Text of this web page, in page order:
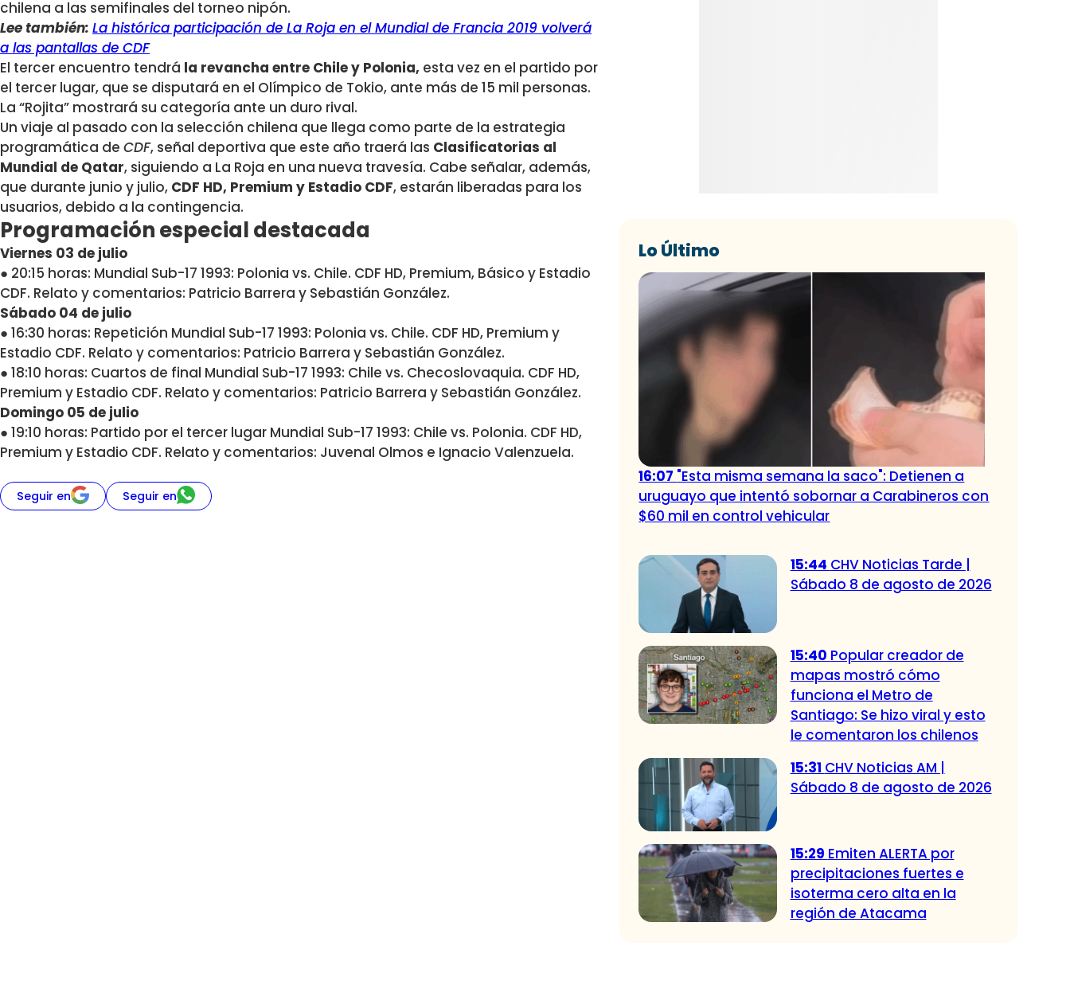
chilena a las semifinales del torneo nipón.
Lee también: La histórica participación de La Roja en el Mundial de Francia 2019 volverá
a las pantallas de CDF
El tercer encuentro tendrá la revancha entre Chile y Polonia, esta vez en el partido por
el tercer lugar, que se disputará en el Olímpico de Tokio, ante más de 15 mil personas.
La “Rojita” mostrará su categoría ante un duro rival.
Un viaje al pasado con la selección chilena que llega como parte de la estrategia
programática de CDF, señal deportiva que este año traerá las Clasificatorias al
Mundial de Qatar, siguiendo a La Roja en una nueva travesía. Cabe señalar, además,
que durante junio y julio, CDF HD, Premium y Estadio CDF, estarán liberadas para los
usuarios, debido a la contingencia.
Programación especial destacada
Viernes 03 de julio
● 20:15 horas: Mundial Sub-17 1993: Polonia vs. Chile. CDF HD, Premium, Básico y Estadio
CDF. Relato y comentarios: Patricio Barrera y Sebastián González.
Sábado 04 de julio
● 16:30 horas: Repetición Mundial Sub-17 1993: Polonia vs. Chile. CDF HD, Premium y
Estadio CDF. Relato y comentarios: Patricio Barrera y Sebastián González.
● 18:10 horas: Cuartos de final Mundial Sub-17 1993: Chile vs. Checoslovaquia. CDF HD,
Premium y Estadio CDF. Relato y comentarios: Patricio Barrera y Sebastián González.
Domingo 05 de julio
● 19:10 horas: Partido por el tercer lugar Mundial Sub-17 1993: Chile vs. Polonia. CDF HD,
Premium y Estadio CDF. Relato y comentarios: Juvenal Olmos e Ignacio Valenzuela.
Seguir en Seguir en
Lo Último
16:07 "Esta misma semana la saco": Detienen a
uruguayo que intentó sobornar a Carabineros con
$60 mil en control vehicular
15:44 CHV Noticias Tarde |
Sábado 8 de agosto de 2026
15:40 Popular creador de
mapas mostró cómo
funciona el Metro de
Santiago: Se hizo viral y esto
le comentaron los chilenos
15:31 CHV Noticias AM |
Sábado 8 de agosto de 2026
15:29 Emiten ALERTA por
precipitaciones fuertes e
isoterma cero alta en la
región de Atacama